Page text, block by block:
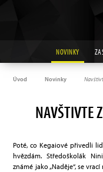
NOVINKY
Úvod Novinky
NAVŠTIVTE
Poté, co Kegaiové přivedli
hvězdám. Středoškolák
známé jako „Naděje“, se